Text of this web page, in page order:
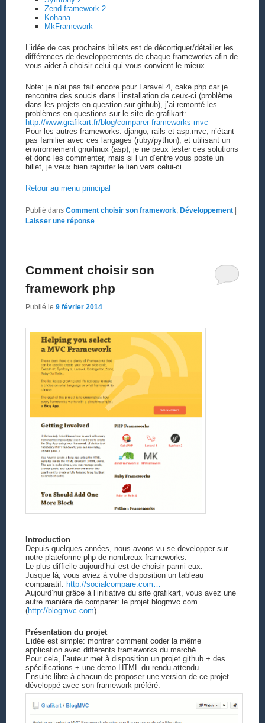
Zend framework 2
Kohana
MkFramework
L’idée de ces prochains billets est de décortiquer/détailler les
différences de developpements de chaque frameworks afin de
vous aider à choisir celui qui vous convient le mieux
Note: je n’ai pas fait encore pour Laravel 4, cake php car je
rencontre des soucis dans l’installation de ceux-ci (problème
dans les projets en question sur github), j’ai remonté les
problèmes en questions sur le site de grafikart:
http://www.grafikart.fr/blog/comparer-frameworks-mvc
Pour les autres frameworks: django, rails et asp.mvc, n’étant
pas familier avec ces langages (ruby/python), et utilisant un
environnement gnu/linux (asp), je ne peux tester ces solutions
et donc les commenter, mais si l’un d’entre vous poste un
billet, je veux bien rajouter le lien vers celui-ci
Retour au menu principal
Publié dans Comment choisir son framework, Développement
Laisser une réponse
Comment choisir son
framework php
Publié le 9 février 2014
Introduction
Depuis quelques années, nous avons vu se developper sur
notre plateforme php de nombreux frameworks.
Le plus difficile aujourd’hui est de choisir parmi eux.
Jusque là, vous aviez à votre disposition un tableau
comparatif: http://socialcompare.com…
Aujourd’hui grâce à l’initiative du site grafikart, vous avez une
autre manière de comparer: le projet blogmvc.com
(http://blogmvc.com)
Présentation du projet
L’idée est simple: montrer comment coder la même
application avec différents frameworks du marché.
Pour cela, l’auteur met à disposition un projet github + des
spécifications + une demo HTML du rendu attendu.
Ensuite libre à chacun de proposer une version de ce projet
développé avec son framework préféré.